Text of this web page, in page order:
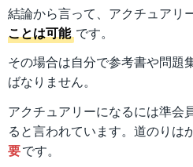
結論から言って、アクチュアリ
ことは可能 です。
その場合は自分で参考書や問題
ばなりません。
アクチュアリーになるには準会
ると言われています。道のりは
要です。